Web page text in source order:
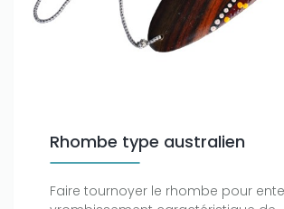
Rhombe type australien
Faire tournoyer le rhombe pour